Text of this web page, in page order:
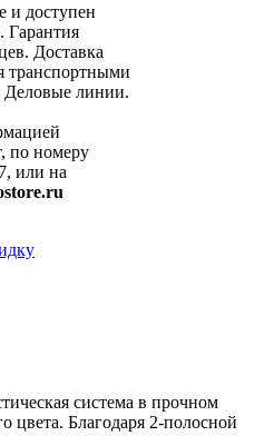
и доступен
Гарантия
Доставка
транспортными
линии.
по номеру
или на
система в прочном
цвета. Благодаря 2-полосной